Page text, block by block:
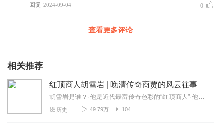
回复 2024-09-04 0
查看更多评论
相关推荐
红顶商人胡雪岩 | 晚清传奇商贾的风云往事
胡雪岩是谁？·他是近代最富传奇色彩的“红顶商人”·他创建庞大的商业帝国，晚清首富·纵横官场、商场、洋场，呼风唤雨从前所未有的角度、剖析胡雪岩的人生1.全面剖析胡...
历史 49.79万 104